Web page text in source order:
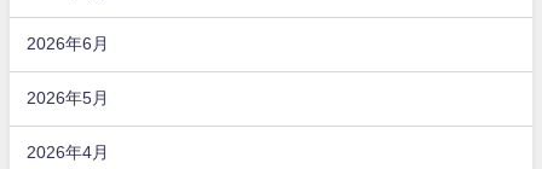
2026年6月
2026年5月
2026年4月